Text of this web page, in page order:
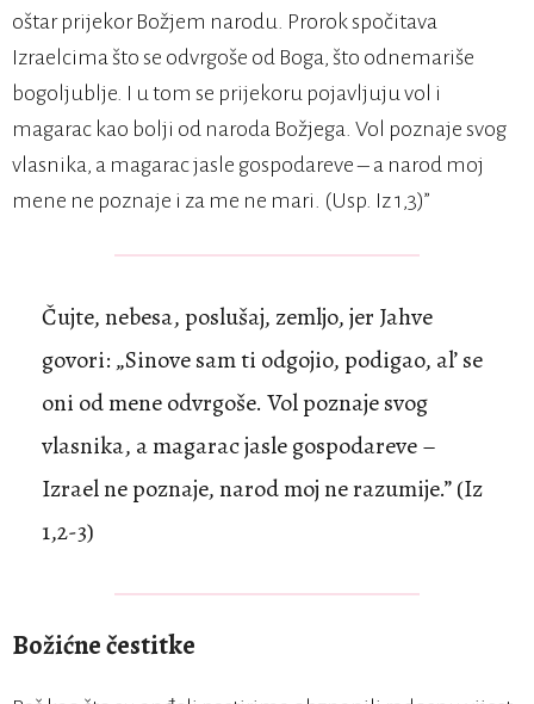
oštar prijekor Božjem narodu. Prorok spočitava
Izraelcima što se odvrgoše od Boga, što odnemariše
bogoljublje. I u tom se prijekoru pojavljuju vol i
magarac kao bolji od naroda Božjega. Vol poznaje svog
vlasnika, a magarac jasle gospodareve – a narod moj
mene ne poznaje i za me ne mari. (Usp. Iz 1,3)”
Čujte, nebesa, poslušaj, zemljo, jer Jahve
govori: „Sinove sam ti odgojio, podigao, al’ se
oni od mene odvrgoše. Vol poznaje svog
vlasnika, a magarac jasle gospodareve –
Izrael ne poznaje, narod moj ne razumije.” (Iz
1,2-3)
Božićne čestitke